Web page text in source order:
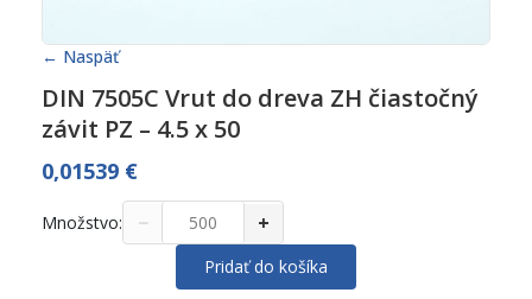
← Naspäť
DIN 7505C Vrut do dreva ZH čiastočný
závit PZ – 4.5 x 50
0,01539 €
Množstvo: − +
Pridať do košíka